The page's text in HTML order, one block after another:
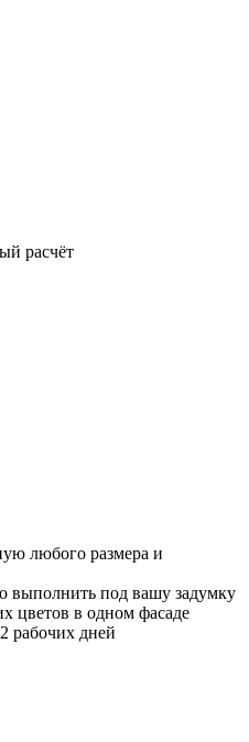
расчёт
любого размера и
выполнить под вашу задумку
цветов в одном фасаде
рабочих дней